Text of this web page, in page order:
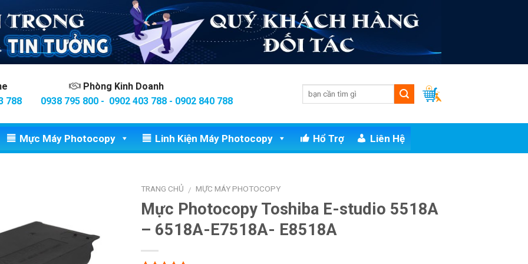
Phòng Kinh Doanh
788
0938 795 800 - 0902 403 788 - 0902 840 788
Mực Máy Photocopy Linh Kiện Máy Photocopy Hổ Trợ Liên Hệ
TRANG CHỦ / MỰC MÁY PHOTOCOPY
Mực Photocopy Toshiba E-studio 5518A
– 6518A-E7518A- E8518A